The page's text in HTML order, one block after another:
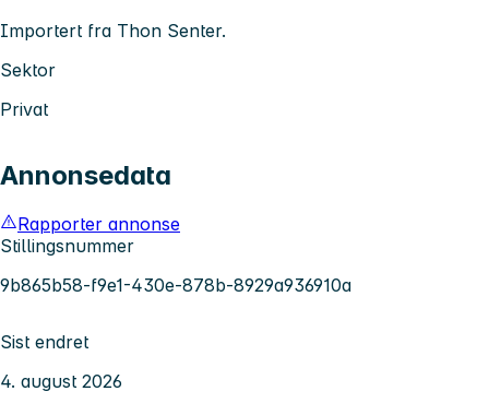
Importert fra Thon Senter.
Sektor
Privat
Annonsedata
Rapporter annonse
Stillingsnummer
9b865b58-f9e1-430e-878b-8929a936910a
Sist endret
4. august 2026